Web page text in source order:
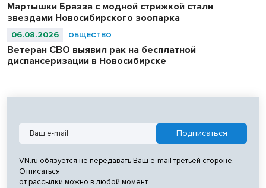
Мартышки Бразза с модной стрижкой стали
звездами Новосибирского зоопарка
06.08.2026 ОБЩЕСТВО
Ветеран СВО выявил рак на бесплатной
диспансеризации в Новосибирске
VN.ru обязуется не передавать Ваш e-mail третьей стороне.
Отписаться
от рассылки можно в любой момент